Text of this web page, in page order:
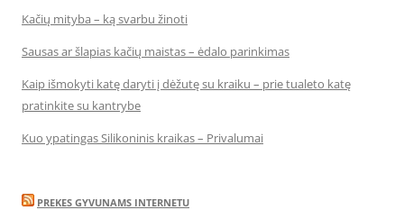
Kačių mityba – ką svarbu žinoti
Sausas ar šlapias kačių maistas – ėdalo parinkimas
Kaip išmokyti katę daryti į dėžutę su kraiku – prie tualeto katę
pratinkite su kantrybe
Kuo ypatingas Silikoninis kraikas – Privalumai
PREKES GYVUNAMS INTERNETU